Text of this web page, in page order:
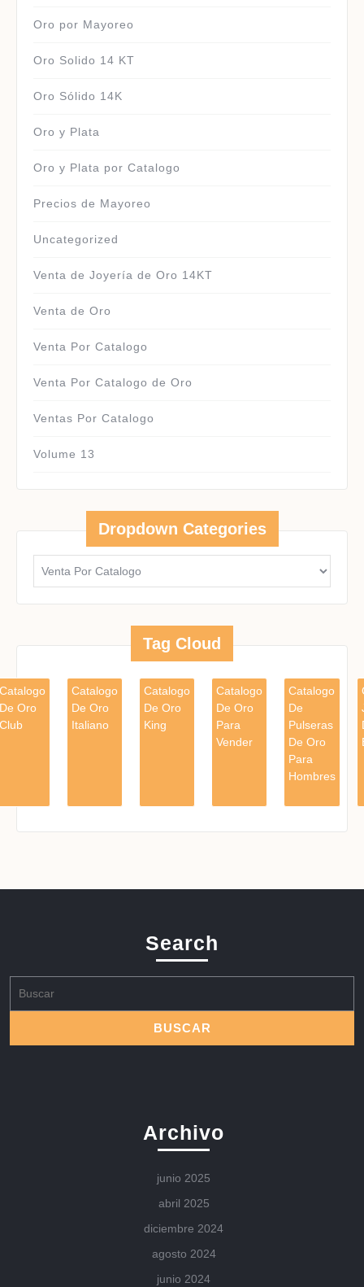
Oro por Mayoreo
Oro Solido 14 KT
Oro Sólido 14K
Oro y Plata
Oro y Plata por Catalogo
Precios de Mayoreo
Uncategorized
Venta de Joyería de Oro 14KT
Venta de Oro
Venta Por Catalogo
Venta Por Catalogo de Oro
Ventas Por Catalogo
Volume 13
Dropdown Categories
Tag Cloud
Catalogo
De Oro
Club
Catalogo
De Oro
Italiano
Catalogo
De Oro
King
Catalogo
De Oro
Para
Vender
Catalogo
De
Pulseras
De Oro
Para
Hombres
Search
Archivo
junio 2025
abril 2025
diciembre 2024
agosto 2024
junio 2024